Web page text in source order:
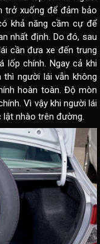
trở xuống để đảm bảo
khả năng cầm cự để
nhất định. Do đó, sau
cần đưa xe đến trung
lốp chính. Ngay cả khi
người lái vẫn không
hoàn toàn. Độ mòn
Vì vậy khi người lái
lật nhào trên đường.